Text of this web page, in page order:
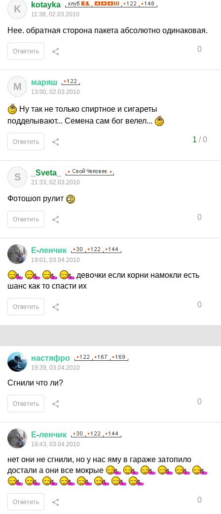
K kotayka
11:38, 02.03.2010
Нее. обратная сторона пакета абсолютно одинаковая.
0
Ответить
М маряш
13:00, 02.03.2010
Ну так не только спиртное и сигареты
подделывают... Семена сам бог велел...
1 /0
Ответить
S _Sveta_
21:33, 02.03.2010
Фотошоп рулит
0
Ответить
Е-ленчик
19:01, 03.04.2010
девочки если корни намокли есть
шанс как то спасти их
0
Ответить
настяфро
19:39, 03.04.2010
Сгнили что ли?
0
Ответить
Е-ленчик
19:43, 03.04.2010
нет они не сгнили, но у нас яму в гараже затопило
достали а они все мокрые
0
Ответить